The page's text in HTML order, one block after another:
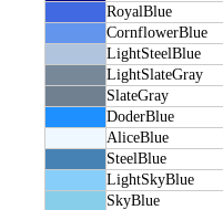
RoyalBlue
CornflowerBlue
LightSteelBlue
LightSlateGray
SlateGray
DoderBlue
AliceBlue
SteelBlue
LightSkyBlue
SkyBlue